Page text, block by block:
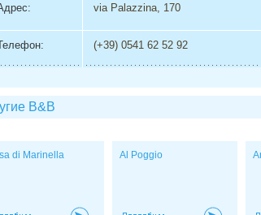
via Palazzina, 170
(+39) 0541 62 52 92
B&B
di Marinella Al Poggio